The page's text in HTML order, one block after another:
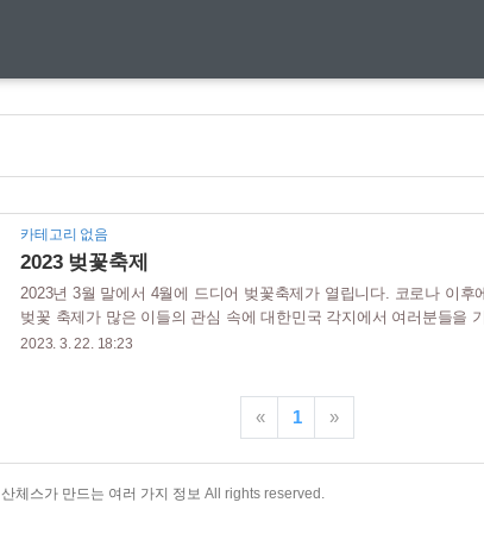
카테고리 없음
2023 벚꽃축제
2023년 3월 말에서 4월에 드디어 벚꽃축제가 열립니다. 코로나 이후
벚꽃 축제가 많은 이들의 관심 속에 대한민국 각지에서 여러분들을
는 벚꽃 축제 일정에 대해 자세히 알아보겠습니다. 목차 전국 개화시
제 일을 확인할 수 있습니다. 벚꽃 축제 명소 서울 여의도 윤중로 인
천변 춘천 소양강댐 강릉 경포호수 전주~군산간 번영로 하동 쌍계사
2023. 3. 22. 18:23
« 1 »
산체스가 만드는 여러 가지 정보 All rights reserved.